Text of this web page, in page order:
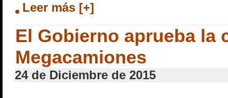
Leer más [+]
El Gobierno aprueba la
Megacamiones
24 de Diciembre de 2015